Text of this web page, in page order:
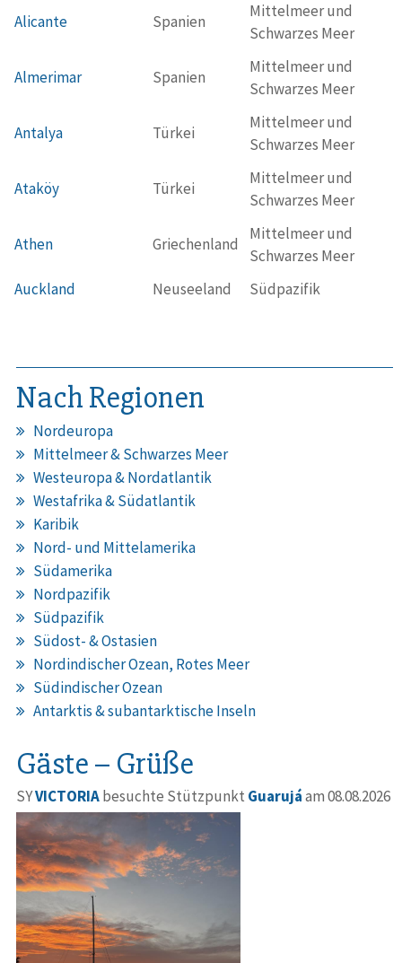
Alicante Spanien
Mittelmeer und
Schwarzes Meer
Almerimar Spanien
Mittelmeer und
Schwarzes Meer
Antalya Türkei
Mittelmeer und
Schwarzes Meer
Ataköy Türkei
Mittelmeer und
Schwarzes Meer
Athen Griechenland
Mittelmeer und
Schwarzes Meer
Auckland
Neuseeland Südpazifik
Nach Regionen
Nordeuropa
Mittelmeer & Schwarzes Meer
Westeuropa & Nordatlantik
Westafrika & Südatlantik
Karibik
Nord- und Mittelamerika
Südamerika
Nordpazifik
Südpazifik
Südost- & Ostasien
Nordindischer Ozean, Rotes Meer
Südindischer Ozean
Antarktis & subantarktische Inseln
Gäste – Grüße
SYVICTORIAbesuchte Stützpunkt Guarujáam 08.08.2026